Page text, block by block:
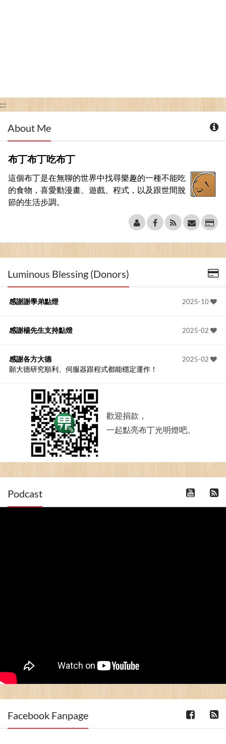
:::
About Me
布丁布丁吃布丁
這個布丁是在無聊的世界中找尋樂趣的一種不能吃
的食物，喜愛動漫畫、遊戲、程式，以及跟世間脫
節的生活步調。
Luminous Blessing (Donors)
2025-10
感謝謝學弟點燈
2025-02
感謝楊先生支持點燈
2025-02
感謝各方大德
願大德研究順利、伺服器跟程式都能穩定運作！
歡迎捐款，
一起點亮布丁光明燈吧。
Podcast
Facebook Fanpage